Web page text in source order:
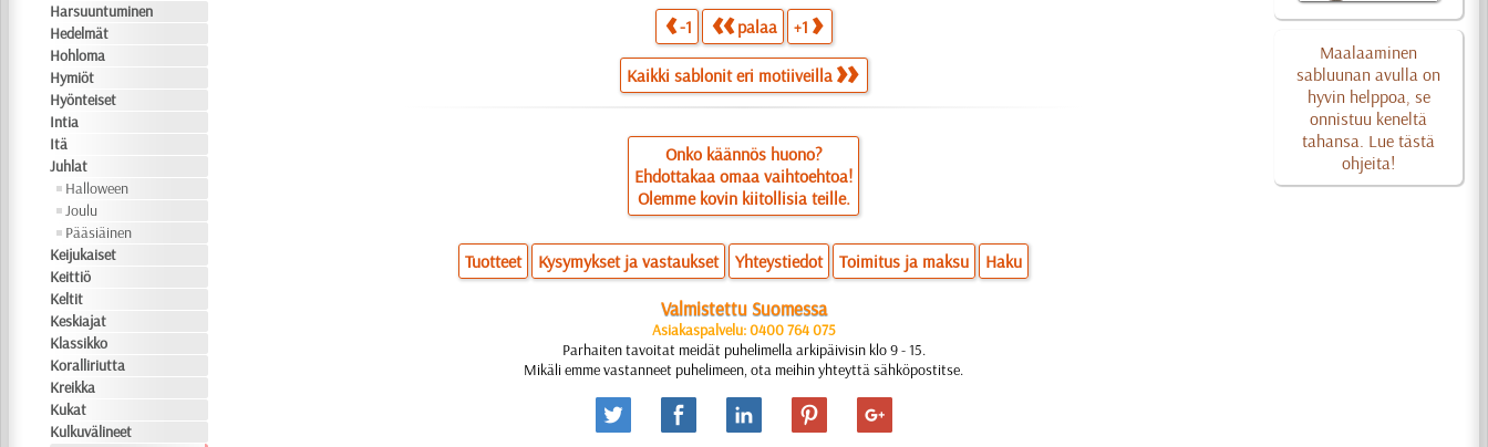
Harsuuntuminen
Hedelmät
Hohloma
Hymiöt
Hyönteiset
Intia
Itä
Juhlat
Halloween
Joulu
Pääsiäinen
Keijukaiset
Keittiö
Keltit
Keskiajat
Klassikko
Koralliriutta
Kreikka
Kukat
Kulkuvälineet
Maalaaminen
sabluunan avulla on
hyvin helppoa, se
onnistuu keneltä
tahansa. Lue tästä
ohjeita!
-1 palaa +1
Kaikki sablonit eri motiiveilla
Onko käännös huono?
Ehdottakaa omaa vaihtoehtoa!
Olemme kovin kiitollisia teille.
Tuotteet Kysymykset ja vastaukset Yhteystiedot Toimitus ja maksu Haku
Valmistettu Suomessa
Asiakaspalvelu: 0400 764 075
Parhaiten tavoitat meidät puhelimella arkipäivisin klo 9 - 15.
Mikäli emme vastanneet puhelimeen, ota meihin yhteyttä sähköpostitse.